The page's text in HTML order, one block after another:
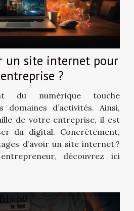
un site internet pour
?
du numérique touche
domaines d’activités. Ainsi,
de votre entreprise, il est
du digital. Concrètement,
d’avoir un site internet ?
découvrez ici